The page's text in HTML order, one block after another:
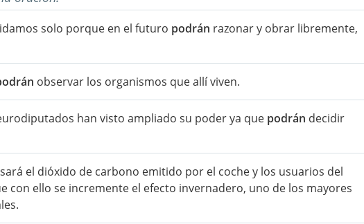
solo porque en el futuro podrán razonar y obrar libremente,
observar los organismos que allí viven.
han visto ampliado su poder ya que podrán decidir
el dióxido de carbono emitido por el coche y los usuarios del
con ello se incremente el efecto invernadero, uno de los mayores